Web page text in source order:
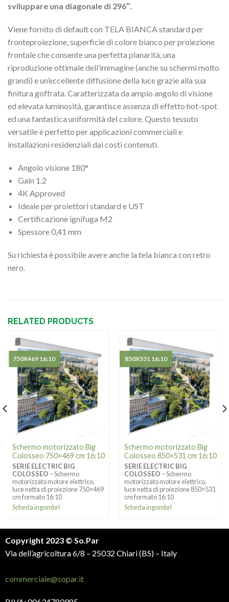
sviluppare una diagonale di 296″.
Viene fornito di default con TELA BIANCA standard per
fronteproiezione, superficie di colore bianco per proiezione
frontale che consente una perfetta planarità, una
riproduzione ottimale dell’immagine (anche su schermi molto
grandi) e un’eccellente diffusione della luce grazie alla sua
finitura goffrata. Caratterizzata da ampio angolo di visione
ed elevata luminosità, garantisce assenza di effetto hot-spot
ed una fantastica uniformità del colore. Questo tessuto
versatile è perfetto per applicazioni commerciali e
installazioni residenziali dai costi contenuti.
Angolo visione 180°
Gain 1.2
4K Approved
Ideale per proiettori standard e UST
Certificazione ignifuga M2
Spessore 0,41 mm
Su richiesta è possibile avere anche la tela bianca con retro
nero.
RELATED PRODUCTS
Schermo motorizzato Big
Colosseo 750×469 cm 16:10
SERIE ELECTRIC BIG
COLOSSEO – Schermo
motorizzato motore elettrico,
luce netta di proiezione 750×469
cm formato 16:10
Scheda ingombri
750X469 16:10
Schermo motorizzato Big
Colosseo 850×531 cm 16:10
SERIE ELECTRIC BIG
COLOSSEO – Schermo
motorizzato motore elettrico,
luce netta di proiezione 850×531
cm formato 16:10
Scheda ingombri
850X531 16:10
Copyright 2023 © So.Par
Via dell’agricoltura 6/8 – 25032 Chiari (BS) – Italy
commerciale@sopar.it